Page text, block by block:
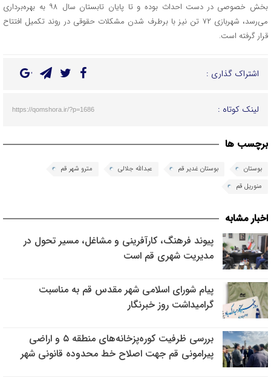
بخش خصوصی در دست احداث بوده و تا پایان تابستان سال ۹۸ به بهره‌برداری
می‌رسد، شهربازی ۷۲ تن نیز با برطرف شدن مشکلات حقوقی در روند تکمیل افتتاح
قرار گرفته است.
اشتراک گذاری :
لینک کوتاه : https://qomshora.ir/?p=1686
برچسب ها
بوستان بوستان غدیر قم عبدالله جلالی
مترو شهر قم
منوریل قم
اخبار مشابه
پیوند فرهنگ، کارآفرینی و مشاغل، مسیر تحول در
مدیریت شهری قم است
پیام شورای اسلامی شهر مقدس قم به مناسبت
گرامیداشت روز خبرنگار
بررسی ظرفیت کوره‌پزخانه‌های منطقه ۵ و اراضی
پیرامونی قم جهت اصلاح خط محدوده قانونی شهر